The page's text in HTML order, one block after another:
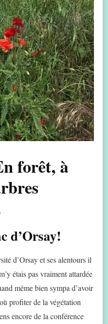
forêt, à
d’Orsay!
d’Orsay et ses alentours il
étais pas vraiment attardée
même bien sympa d’avoir
profiter de la végétation
encore de la conférence